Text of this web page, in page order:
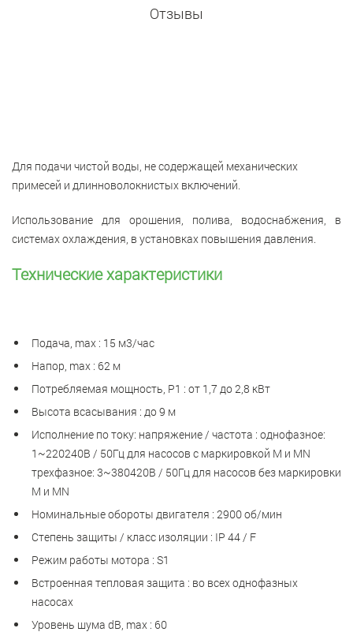
Отзывы
Для подачи чистой воды, не содержащей механических
примесей и длинноволокнистых включений.
Использование для орошения, полива, водоснабжения, в
системах охлаждения, в установках повышения давления.
Технические характеристики
Подача, max : 15 м3/час
Напор, max : 62 м
Потребляемая мощность, Р1 : от 1,7 до 2,8 кВт
Высота всасывания : до 9 м
Исполнение по току: напряжение / частота : однофазное:
1~220240В / 50Гц для насосов с маркировкой М и MN
трехфазное: 3~380420В / 50Гц для насосов без маркировки
М и MN
Номинальные обороты двигателя : 2900 об/мин
Степень защиты / класс изоляции : IP 44 / F
Режим работы мотора : S1
Встроенная тепловая защита : во всех однофазных
насосах
Уровень шума dB, max : 60